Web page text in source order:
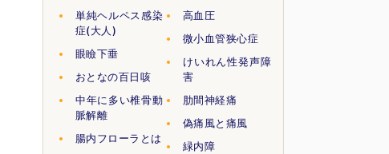
単純ヘルペス感染
症(大人)
眼瞼下垂
おとなの百日咳
中年に多い椎骨動
脈解離
腸内フローラとは
高血圧
微小血管狭心症
けいれん性発声障
害
肋間神経痛
偽痛風と痛風
緑内障